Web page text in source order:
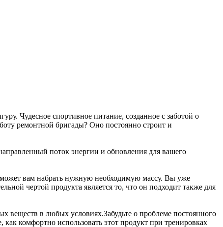
Чудесное спортивное питание, созданное с заботой о
ремонтной бригады? Оно постоянно строит и
поток энергии и обновления для вашего
вам набрать нужную необходимую массу. Вы уже
чертой продукта является то, что он подходит также для
веществ в любых условиях.Забудьте о проблеме постоянного
комфортно использовать этот продукт при тренировках